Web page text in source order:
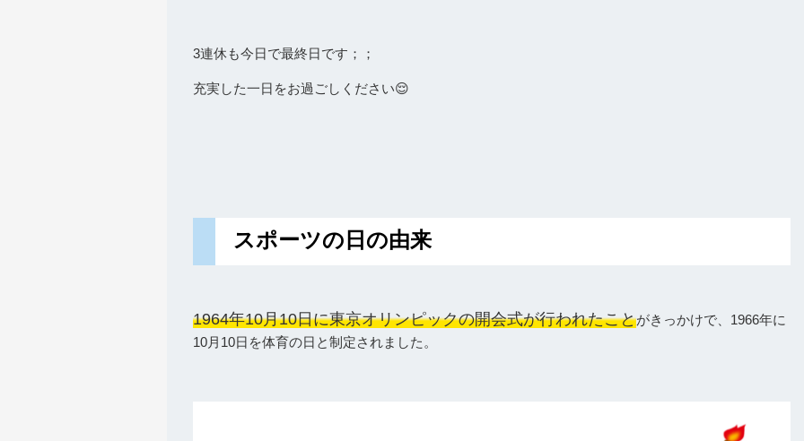
3連休も今日で最終日です；；
充実した一日をお過ごしください😌
スポーツの日の由来
1964年10月10日に東京オリンピックの開会式が行われたことがきっかけで、1966年に
10月10日を体育の日と制定されました。